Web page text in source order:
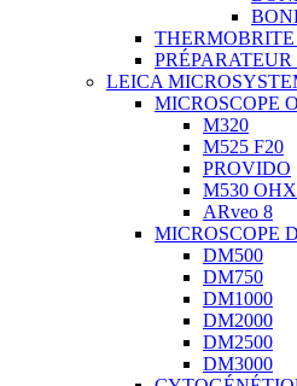
PRÉPARATEUR
LEICA
MICROSCOPE
M320
M525 F20
PROVIDO
M530 OHX
ARveo 8
MICROSCOPE
DM500
DM750
DM1000
DM2000
DM2500
DM3000